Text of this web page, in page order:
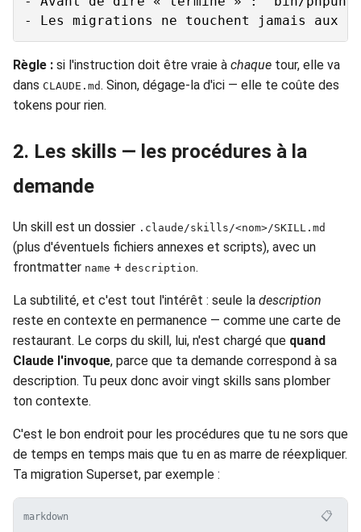
Règle : si l'instruction doit être vraie à chaque tour, elle va
dans CLAUDE.md. Sinon, dégage-la d'ici — elle te coûte des
tokens pour rien.
2. Les skills — les procédures à la
demande
Un skill est un dossier .claude/skills/<nom>/SKILL.md
(plus d'éventuels fichiers annexes et scripts), avec un
frontmatter name + description.
La subtilité, et c'est tout l'intérêt : seule la description
reste en contexte en permanence — comme une carte de
restaurant. Le corps du skill, lui, n'est chargé que quand
Claude l'invoque, parce que ta demande correspond à sa
description. Tu peux donc avoir vingt skills sans plomber
ton contexte.
C'est le bon endroit pour les procédures que tu ne sors que
de temps en temps mais que tu en as marre de réexpliquer.
Ta migration Superset, par exemple :
markdown 📋